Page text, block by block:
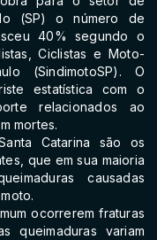
(SP) o número de
40% segundo o
Ciclistas e Moto-
(SindimotoSP). O
estatística com o
relacionados ao
mortes.
Catarina são os
que em sua maioria
causadas
ocorrerem fraturas
queimaduras variam